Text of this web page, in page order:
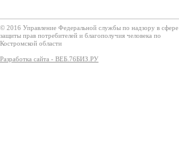
© 2016 Управление Федеральной службы по надзору в сфере
защиты прав потребителей и благополучия человека по
Костромской области
Разработка сайта - ВЕБ.76БИЗ.РУ